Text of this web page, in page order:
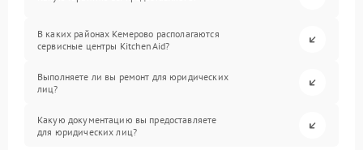
В каких районах Кемерово располагаются
сервисные центры KitchenAid?
Выполняете ли вы ремонт для юридических
лиц?
Какую документацию вы предоставляете
для юридических лиц?